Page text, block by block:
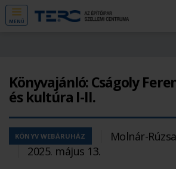
MENÜ
Könyvajánló: Cságoly
és kultúra I-II.
KÖNYV WEBÁRUHÁZ
Molnár-
2025. május 13.